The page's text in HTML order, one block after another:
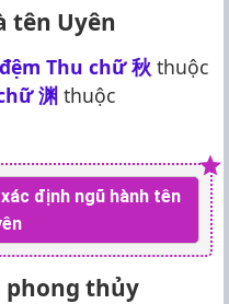
tên Uyên
Thu chữ秋 thuộc
渊 thuộc
định ngũ hành tên
phong thủy